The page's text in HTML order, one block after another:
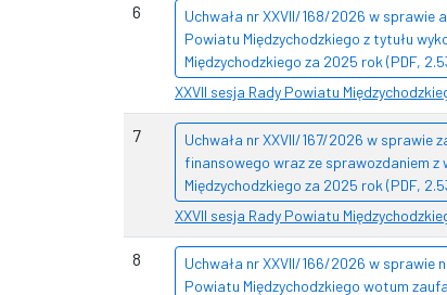
6
Uchwała nr XXVII/168/2026 w sprawie
Powiatu Międzychodzkiego z tytułu
Międzychodzkiego za 2025 rok (PDF,
XXVII sesja Rady Powiatu
7
Uchwała nr XXVII/167/2026 w sprawie
finansowego wraz ze sprawozdaniem
Międzychodzkiego za 2025 rok (PDF,
XXVII sesja Rady Powiatu
8
Uchwała nr XXVII/166/2026 w sprawie
Powiatu Międzychodzkiego wotum